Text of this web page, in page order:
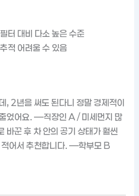
터 대비 다소 높은 수준
적 어려울 수 있음
, 2년을 써도 된다니 정말 경제적이
었어요. —직장인 A / 미세먼지 많
바꾼 후 차 안의 공기 상태가 훨씬
적어서 추천합니다. —학부모 B